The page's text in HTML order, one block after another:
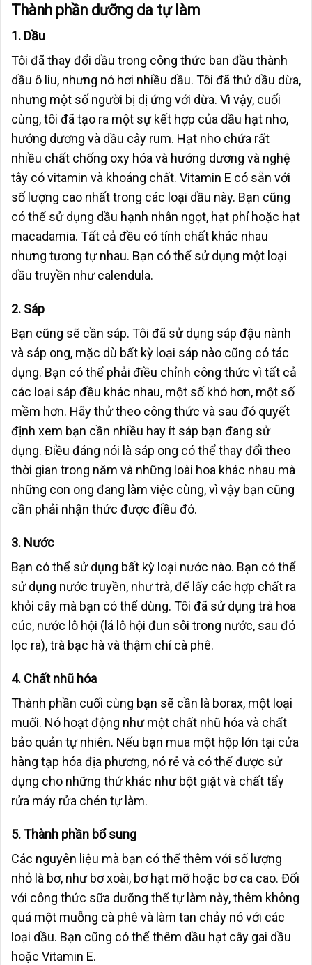
Thành phần dưỡng da tự làm
1. Dầu
Tôi đã thay đổi dầu trong công thức ban đầu thành
dầu ô liu, nhưng nó hơi nhiều dầu. Tôi đã thử dầu dừa,
nhưng một số người bị dị ứng với dừa. Vì vậy, cuối
cùng, tôi đã tạo ra một sự kết hợp của dầu hạt nho,
hướng dương và dầu cây rum. Hạt nho chứa rất
nhiều chất chống oxy hóa và hướng dương và nghệ
tây có vitamin và khoáng chất. Vitamin E có sẵn với
số lượng cao nhất trong các loại dầu này. Bạn cũng
có thể sử dụng dầu hạnh nhân ngọt, hạt phỉ hoặc hạt
macadamia. Tất cả đều có tính chất khác nhau
nhưng tương tự nhau. Bạn có thể sử dụng một loại
dầu truyền như calendula.
2. Sáp
Bạn cũng sẽ cần sáp. Tôi đã sử dụng sáp đậu nành
và sáp ong, mặc dù bất kỳ loại sáp nào cũng có tác
dụng. Bạn có thể phải điều chỉnh công thức vì tất cả
các loại sáp đều khác nhau, một số khó hơn, một số
mềm hơn. Hãy thử theo công thức và sau đó quyết
định xem bạn cần nhiều hay ít sáp bạn đang sử
dụng. Điều đáng nói là sáp ong có thể thay đổi theo
thời gian trong năm và những loài hoa khác nhau mà
những con ong đang làm việc cùng, vì vậy bạn cũng
cần phải nhận thức được điều đó.
3. Nước
Bạn có thể sử dụng bất kỳ loại nước nào. Bạn có thể
sử dụng nước truyền, như trà, để lấy các hợp chất ra
khỏi cây mà bạn có thể dùng. Tôi đã sử dụng trà hoa
cúc, nước lô hội (lá lô hội đun sôi trong nước, sau đó
lọc ra), trà bạc hà và thậm chí cà phê.
4. Chất nhũ hóa
Thành phần cuối cùng bạn sẽ cần là borax, một loại
muối. Nó hoạt động như một chất nhũ hóa và chất
bảo quản tự nhiên. Nếu bạn mua một hộp lớn tại cửa
hàng tạp hóa địa phương, nó rẻ và có thể được sử
dụng cho những thứ khác như bột giặt và chất tẩy
rửa máy rửa chén tự làm.
5. Thành phần bổ sung
Các nguyên liệu mà bạn có thể thêm với số lượng
nhỏ là bơ, như bơ xoài, bơ hạt mỡ hoặc bơ ca cao. Đối
với công thức sữa dưỡng thể tự làm này, thêm không
quá một muỗng cà phê và làm tan chảy nó với các
loại dầu. Bạn cũng có thể thêm dầu hạt cây gai dầu
hoặc Vitamin E.